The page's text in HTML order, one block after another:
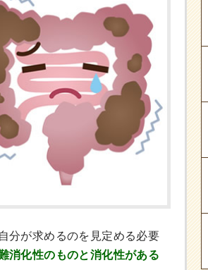
分が求めるのを見定める必要
消化性のものと消化性がある